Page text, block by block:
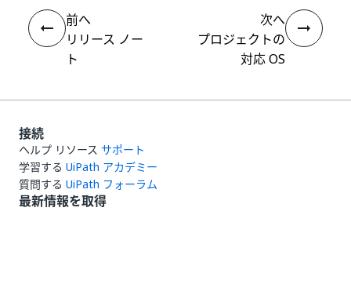
前へ
リリース ノー
ト
次へ
プロジェクトの
対応 OS
接続
ヘルプ リソース サポート
学習する UiPath アカデミー
質問する UiPath フォーラム
最新情報を取得